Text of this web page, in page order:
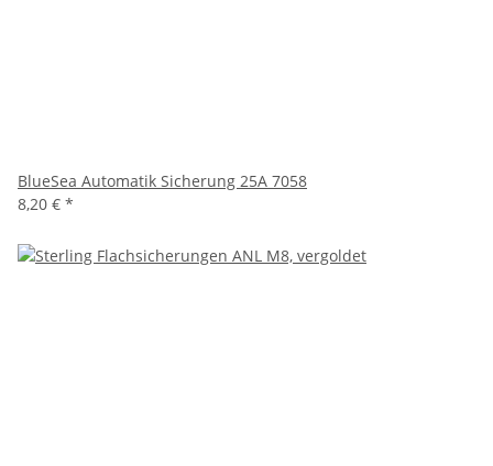
BlueSea Automatik Sicherung 25A 7058
8,20 € *